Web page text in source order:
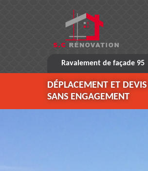
Ravalement de façade 95
DÉPLACEMENT ET
SANS ENGAGEMENT